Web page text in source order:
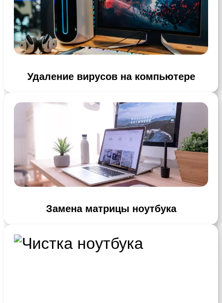
Удаление вирусов на компьютере
Замена матрицы ноутбука